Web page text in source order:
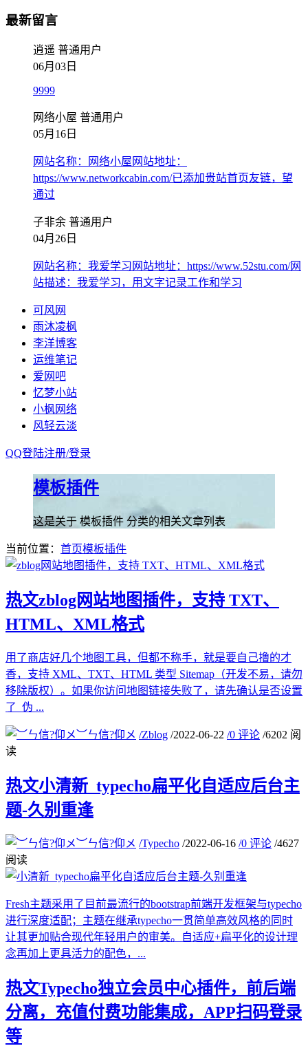
最新留言
逍遥 普通用户
06月03日
9999
网络小屋 普通用户
05月16日
网站名称：网络小屋网站地址：
https://www.networkcabin.com/已添加贵站首页友链，望
通过
子非余 普通用户
04月26日
网站名称：我爱学习网站地址：https://www.52stu.com/网
站描述：我爱学习，用文字记录工作和学习
可风网
雨沐凌枫
李洋博客
运维笔记
爱网吧
忆梦小站
小枫网络
风轻云淡
QQ登陆注册/登录
模板插件
这是关于 模板插件 分类的相关文章列表
当前位置： 首页模板插件
热文zblog网站地图插件，支持 TXT、
HTML、XML格式
用了商店好几个地图工具，但都不称手，就是要自己撸的才
香，支持 XML、TXT、HTML 类型 Sitemap（开发不易，请勿
移除版权）。如果你访问地图链接失败了，请先确认是否设置
了 伪 ...
︶ㄣ信?仰メ /Zblog /2022-06-22 /0 评论 /6202 阅
读
热文小清新_typecho扁平化自适应后台主
题-久别重逢
︶ㄣ信?仰メ /Typecho /2022-06-16 /0 评论 /4627
阅读
Fresh主题采用了目前最流行的bootstrap前端开发框架与typecho
进行深度适配；主题在继承typecho一贯简单高效风格的同时
让其更加贴合现代年轻用户的审美。自适应+扁平化的设计理
念再加上更具活力的配色，...
热文Typecho独立会员中心插件，前后端
分离，充值付费功能集成，APP扫码登录
等